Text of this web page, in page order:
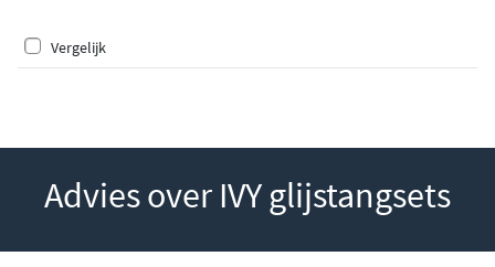
Vergelijk
Advies over IVY glijstangsets